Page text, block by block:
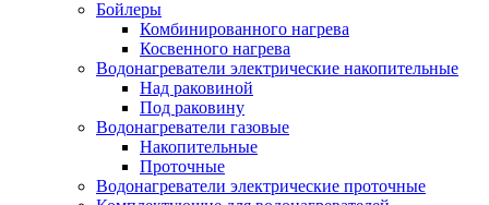
Бойлеры
Комбинированного нагрева
Косвенного нагрева
Водонагреватели электрические накопительные
Над раковиной
Под раковину
Водонагреватели газовые
Накопительные
Проточные
Водонагреватели электрические проточные